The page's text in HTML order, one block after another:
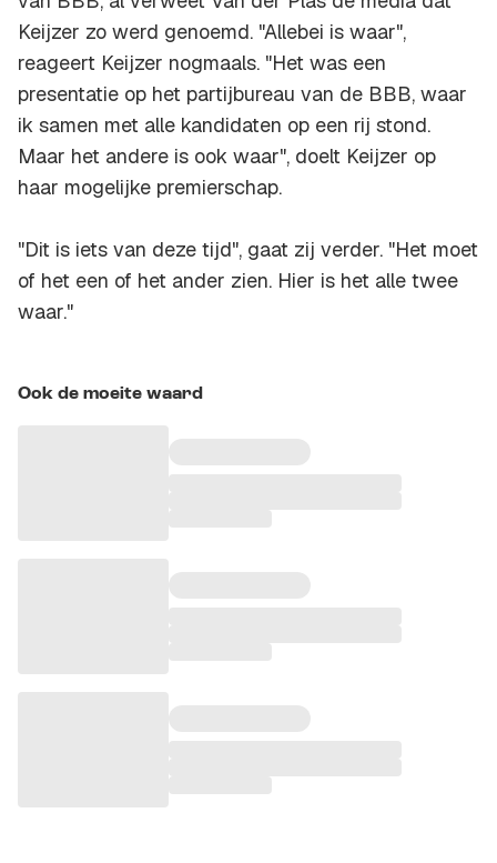
Keijzer zo werd genoemd. "Allebei is waar",
reageert Keijzer nogmaals. "Het was een
presentatie op het partijbureau van de BBB, waar
ik samen met alle kandidaten op een rij stond.
Maar het andere is ook waar", doelt Keijzer op
haar mogelijke premierschap.
"Dit is iets van deze tijd", gaat zij verder. "Het moet
of het een of het ander zien. Hier is het alle twee
waar."
Ook de moeite waard